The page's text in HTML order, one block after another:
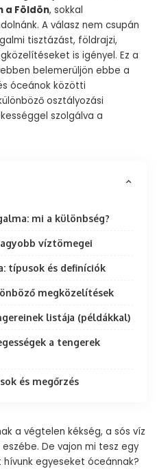
a Földön, sokkal
A válasz nem csupán
tisztázást, földrajzi,
is igényel. Ez a
belemerüljön ebbe a
óceánok közötti
osztályozási
szolgálva a
mi a különbség?
víztömegei
típusok és definíciók
megközelítések
listája (példákkal)
a tengerek
és megőrzés
a végtelen kékség, a sós víz
De vajon mi tesz egy
egyeseket óceánnak?